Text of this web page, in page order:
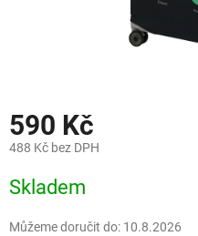
590 Kč
488 Kč bez DPH
cena:
Skladem
Můžeme doručit do: 10.8.2026